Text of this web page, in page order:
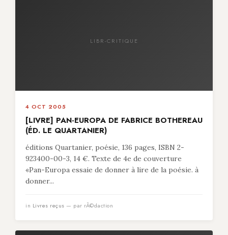
LIBR-CRITIQUE
4 OCT 2005
[LIVRE] PAN-EUROPA DE FABRICE BOTHEREAU
(ÉD. LE QUARTANIER)
éditions Quartanier, poésie, 136 pages, ISBN 2-
923400-00-3, 14 €. Texte de 4e de couverture
«Pan-Europa essaie de donner à lire de la poésie. à
donner...
in Livres reçus — par rÃ©daction